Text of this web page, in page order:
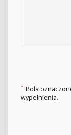
* Pola
wypełnienia.